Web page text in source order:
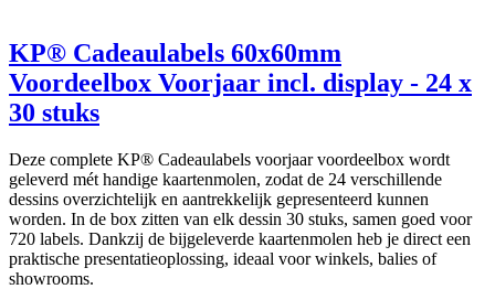
KP® Cadeaulabels 60x60mm
Voordeelbox Voorjaar incl. display - 24 x
30 stuks
Deze complete KP® Cadeaulabels voorjaar voordeelbox wordt
geleverd mét handige kaartenmolen, zodat de 24 verschillende
dessins overzichtelijk en aantrekkelijk gepresenteerd kunnen
worden. In de box zitten van elk dessin 30 stuks, samen goed voor
720 labels. Dankzij de bijgeleverde kaartenmolen heb je direct een
praktische presentatieoplossing, ideaal voor winkels, balies of
showrooms.